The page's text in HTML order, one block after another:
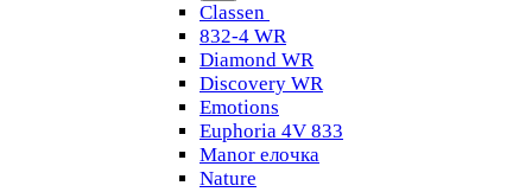
Classen
832-4 WR
Diamond WR
Discovery WR
Emotions
Euphoria 4V 833
Manor елочка
Nature